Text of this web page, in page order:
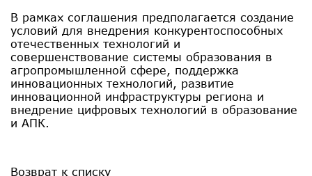
В рамках соглашения предполагается создание
условий для внедрения конкурентоспособных
отечественных технологий и
совершенствование системы образования в
агропромышленной сфере, поддержка
инновационных технологий, развитие
инновационной инфраструктуры региона и
внедрение цифровых технологий в образование
и АПК.
Возврат к списку